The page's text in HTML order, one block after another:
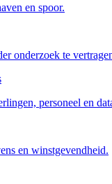
en spoor.
onderzoek te
personeel en
en winstgevendheid.